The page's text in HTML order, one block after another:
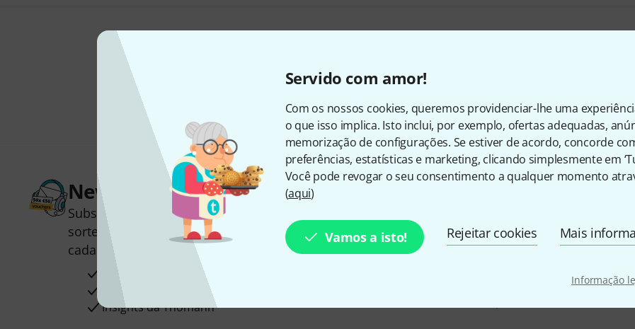
Servido com amor!
Com os nossos cookies, queremos providenciar-lhe uma
o que isso implica. Isto inclui, por exemplo, ofertas adequadas,
memorização de configurações. Se estiver de acordo, concorde
preferências, estatísticas e marketing, clicando simplesmente em
Você pode revogar o seu consentimento a qualquer momento
(aqui)
Vamos a isto! Rejeitar cookies Mais
Informação
Partilhar
Newsletter Thomann
Subscreva a Newsletter da Thomann em inglês e com um pouco de
sorte você poderá ganhar um dos
50 vouchersno valor de50 €
cada!
Contribuições inspiradoras
Insights da Thomann
Ao clicar em "Inscreva-se agora",